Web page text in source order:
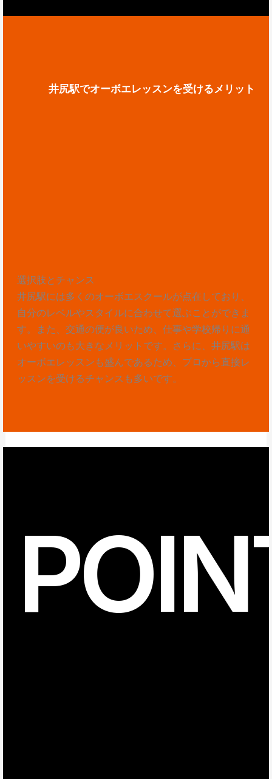
井尻駅でオーボエレッスンを受けるメリット
選択肢とチャンス
井尻駅には多くのオーボエスクールが点在しており、
自分のレベルやスタイルに合わせて選ぶことができま
す。また、交通の便が良いため、仕事や学校帰りに通
いやすいのも大きなメリットです。さらに、井尻駅は
オーボエレッスンも盛んであるため、プロから直接レ
ッスンを受けるチャンスも多いです。